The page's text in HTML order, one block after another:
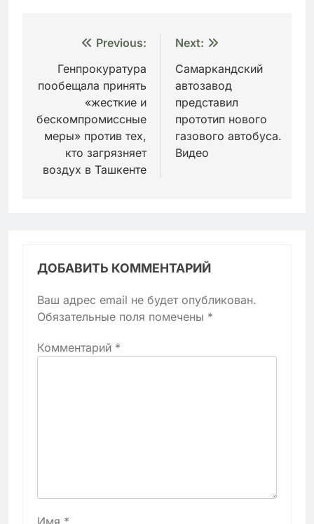
Навигация
записям
Previous:
Генпрокуратура
пообещала принять
«жесткие и
бескомпромиссные
меры» против тех,
кто загрязняет
воздух в Ташкенте
Next:
Самаркандский
автозавод
представил
прототип нового
газового автобуса.
Видео
ДОБАВИТЬ КОММЕНТАРИЙ
Ваш адрес email не будет опубликован.
Обязательные поля помечены *
Комментарий *